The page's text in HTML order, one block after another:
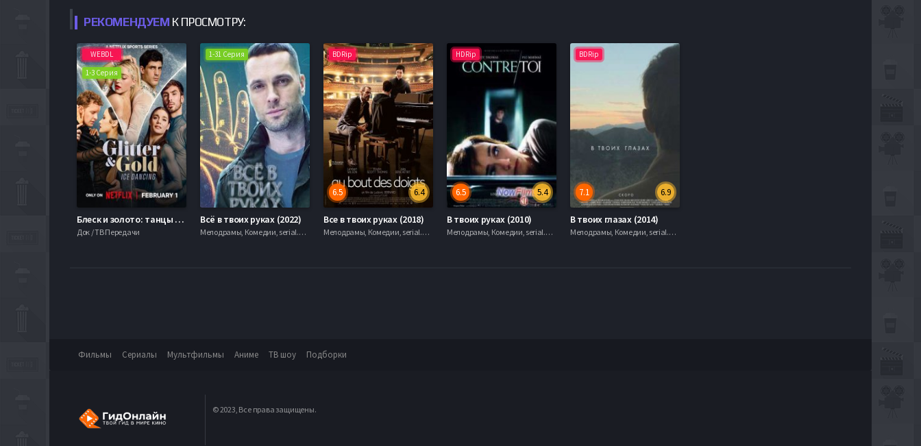
РЕКОМЕНДУЕМ К ПРОСМОТРУ:
WEBDL
1-3 Серия
Блеск и золото: танцы на льду (2026)
Док / ТВ Передачи
1-31 Серия
Всё в твоих руках (2022)
Мелодрамы, Комедии, serial.mob
BDRip
6.4
6.5
Все в твоих руках (2018)
Мелодрамы, Комедии, serial.mob
HDRip
5.4
6.5
В твоих руках (2010)
Мелодрамы, Комедии, serial.mob
BDRip
6.9
7.1
В твоих глазах (2014)
Мелодрамы, Комедии, serial.mob
Фильмы Сериалы Мультфильмы Аниме ТВ шоу Подборки
© 2023, Все права защищены.